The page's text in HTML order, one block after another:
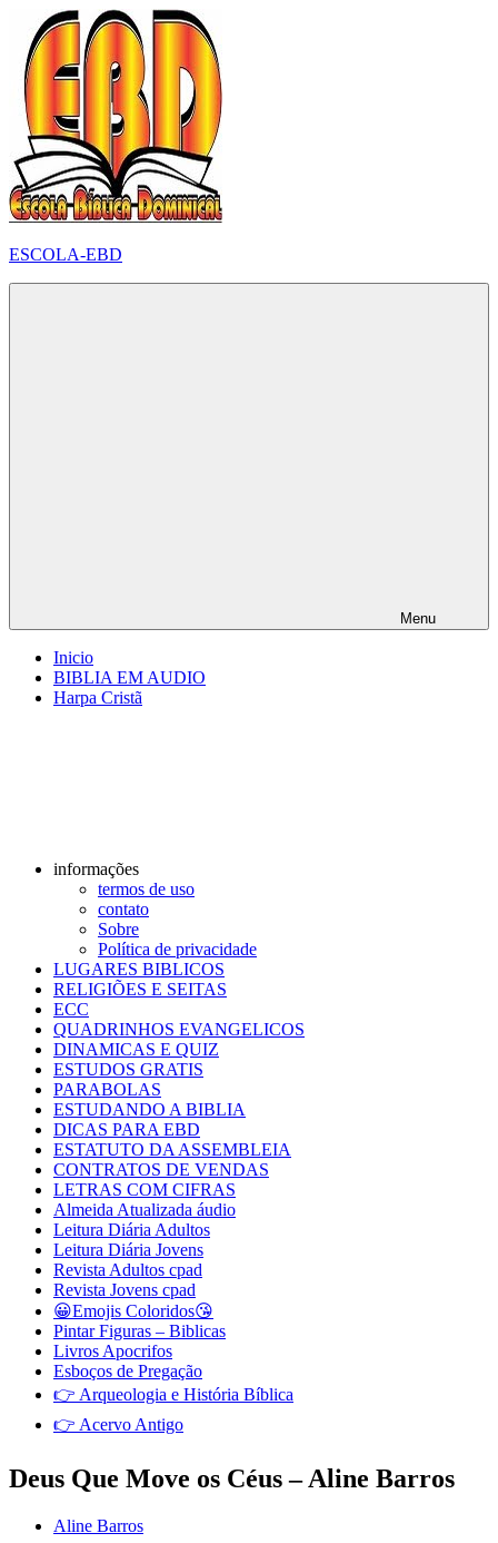
para
conteúdo
ESCOLA-EBD
Menu
Inicio
BIBLIA EM AUDIO
Harpa Cristã
informações
termos de uso
contato
Sobre
Política de privacidade
LUGARES BIBLICOS
RELIGIÕES E SEITAS
ECC
QUADRINHOS EVANGELICOS
DINAMICAS E QUIZ
ESTUDOS GRATIS
PARABOLAS
ESTUDANDO A BIBLIA
DICAS PARA EBD
ESTATUTO DA ASSEMBLEIA
CONTRATOS DE VENDAS
LETRAS COM CIFRAS
Almeida Atualizada áudio
Leitura Diária Adultos
Leitura Diária Jovens
Revista Adultos cpad
Revista Jovens cpad
😀Emojis Coloridos😘
Pintar Figuras – Biblicas
Livros Apocrifos
Esboços de Pregação
👉 Arqueologia e História Bíblica
👉 Acervo Antigo
Deus Que Move os Céus – Aline Barros
Aline Barros